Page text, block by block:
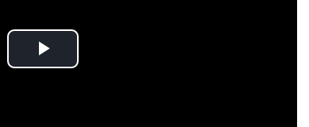
Play